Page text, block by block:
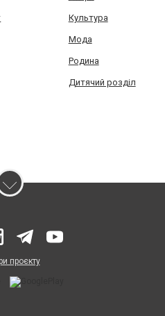
Культура
Мода
Родина
Дитячий розділ
проєкту